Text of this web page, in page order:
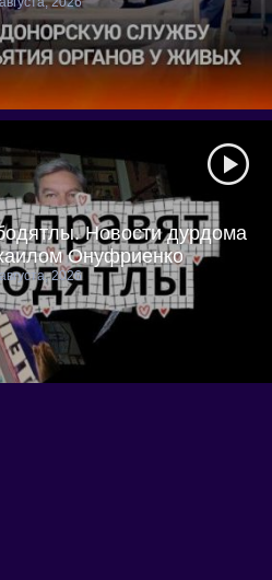
Новости дурдома
Онуфриенко
2026